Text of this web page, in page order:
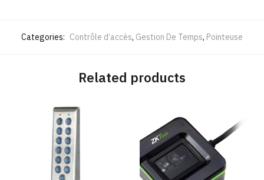
Categories: Contrôle d’accès, Gestion De Temps, Pointeuse
Related products